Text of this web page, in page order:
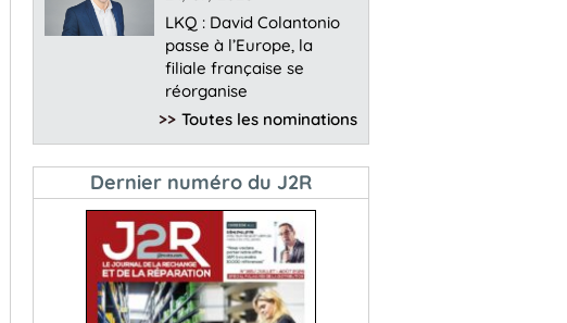
LKQ : David Colantonio
passe à l’Europe, la
filiale française se
réorganise
>> Toutes les nominations
Dernier numéro du J2R